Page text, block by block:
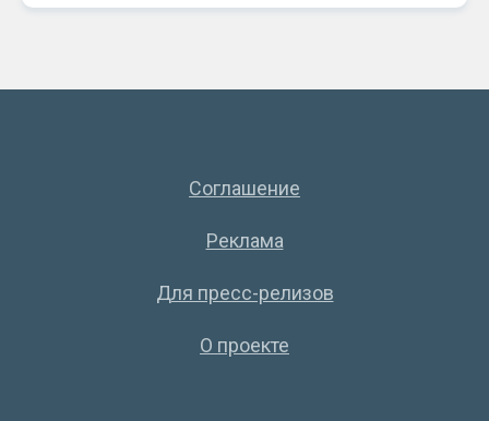
Соглашение
Реклама
Для пресс-релизов
О проекте